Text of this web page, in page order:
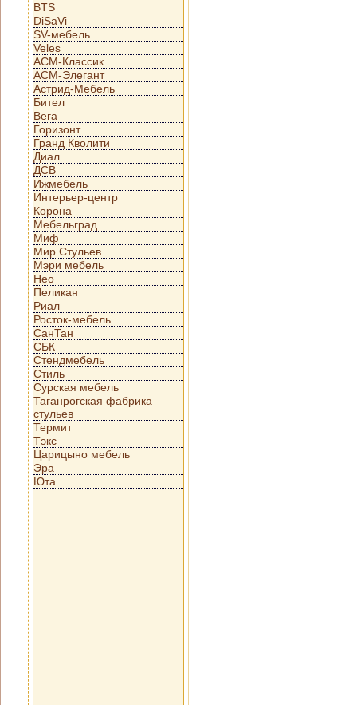
BTS
DiSaVi
SV-мебель
Veles
АСМ-Классик
АСМ-Элегант
Астрид-Мебель
Бител
Вега
Горизонт
Гранд Кволити
Диал
ДСВ
Ижмебель
Интерьер-центр
Корона
Мебельград
Миф
Мир Стульев
Мэри мебель
Нео
Пеликан
Риал
Росток-мебель
СанТан
СБК
Стендмебель
Стиль
Сурская мебель
Таганрогская фабрика
стульев
Термит
Тэкс
Царицыно мебель
Эра
Юта